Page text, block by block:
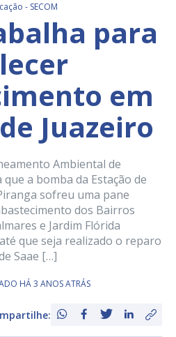
- SECOM
para
em
Juazeiro
Ambiental de
que a bomba da Estação de
sofreu uma pane
dos Bairros
e Jardim Flórida
que seja realizado o reparo
Saae […]
HÁ 3 ANOS ATRÁS